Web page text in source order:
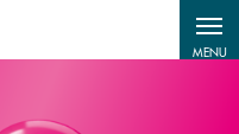
MENU